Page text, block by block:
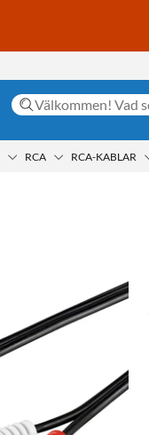
RCA RCA-KABLAR